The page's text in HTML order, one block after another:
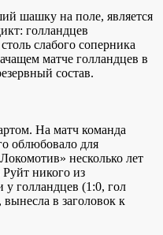
шашку на поле, является
голландцев
слабого соперника
матче голландцев в
состав.
На матч команда
облюбовало для
несколько лет
никого из
у голландцев (1:0, гол
в заголовок к